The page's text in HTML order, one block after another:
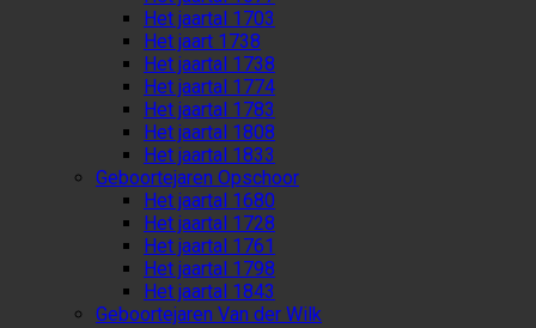
Het jaartal 1703
Het jaart 1738
Het jaartal 1738
Het jaartal 1774
Het jaartal 1783
Het jaartal 1808
Het jaartal 1833
Geboortejaren Opschoor
Het jaartal 1680
Het jaartal 1728
Het jaartal 1761
Het jaartal 1798
Het jaartal 1843
Geboortejaren Van der Wilk